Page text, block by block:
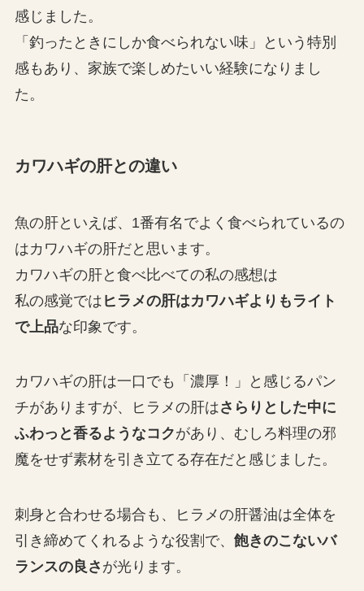
感じました。
「釣ったときにしか食べられない味」という特別
感もあり、家族で楽しめたいい経験になりまし
た。
カワハギの肝との違い
魚の肝といえば、1番有名でよく食べられているの
はカワハギの肝だと思います。
カワハギの肝と食べ比べての私の感想は
私の感覚では ヒラメの肝はカワハギよりもライト
で上品な印象です。
カワハギの肝は一口でも「濃厚！」と感じるパン
チがありますが、ヒラメの肝はさらりとした中に
ふわっと香るようなコクがあり、むしろ料理の邪
魔をせず素材を引き立てる存在だと感じました。
刺身と合わせる場合も、ヒラメの肝醤油は全体を
引き締めてくれるような役割で、 飽きのこないバ
ランスの良さ が光ります。